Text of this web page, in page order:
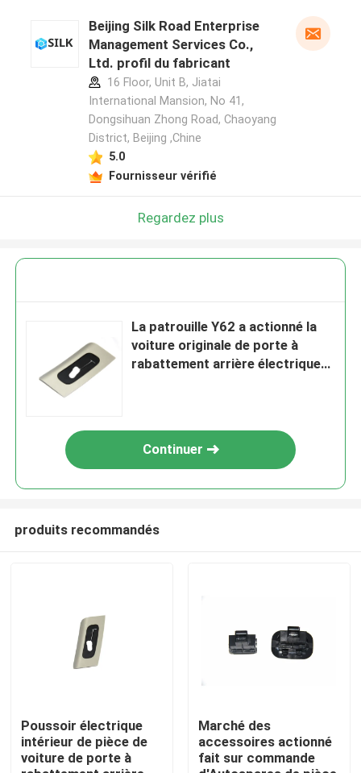
Produits
A propos de nous
Beijing Silk Road Enterprise
Management Services Co.,
Ltd. profil du fabricant
16 Floor, Unit B, Jiatai
International Mansion, No 41,
Dongsihuan Zhong Road, Chaoyang
District, Beijing ,Chine
5.0
Fournisseur vérifié
Regardez plus
La patrouille Y62 a actionné la
voiture originale de porte à
rabattement arrière électrique
Continuer
produits recommandés
Poussoir électrique
intérieur de pièce de
voiture de porte à
Marché des
accessoires actionné
fait sur commande